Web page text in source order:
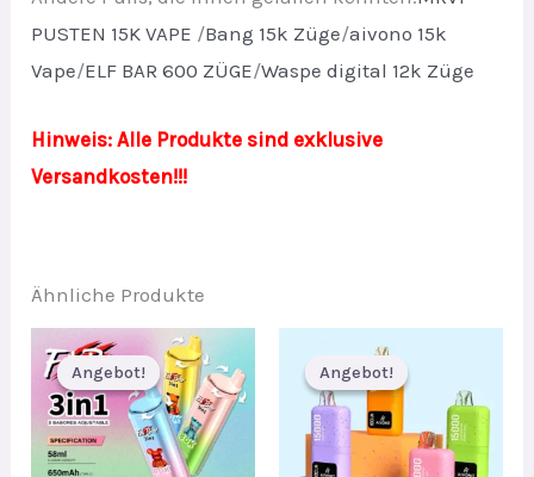
PUSTEN 15K VAPE /Bang 15k Züge/aivono 15k
Vape/ELF BAR 600 ZÜGE/Waspe digital 12k Züge
Hinweis: Alle Produkte sind exklusive
Versandkosten!!!
Ähnliche Produkte
Angebot!
Angebot! Angebot!
Angebot!